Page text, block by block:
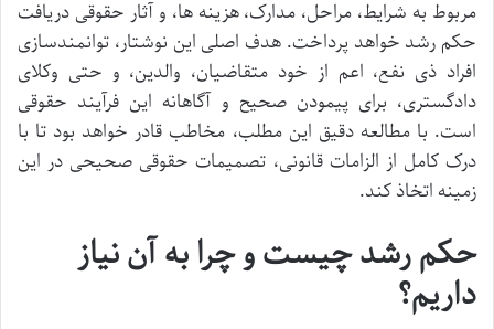
مربوط به شرایط، مراحل، مدارک، هزینه ها، و آثار حقوقی دریافت
حکم رشد خواهد پرداخت. هدف اصلی این نوشتار، توانمندسازی
افراد ذی نفع، اعم از خود متقاضیان، والدین، و حتی وکلای
دادگستری، برای پیمودن صحیح و آگاهانه این فرآیند حقوقی
است. با مطالعه دقیق این مطلب، مخاطب قادر خواهد بود تا با
درک کامل از الزامات قانونی، تصمیمات حقوقی صحیحی در این
زمینه اتخاذ کند.
حکم رشد چیست و چرا به آن نیاز
داریم؟